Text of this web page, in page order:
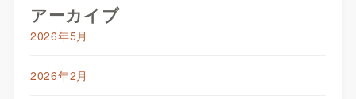
アーカイブ
2026年5月
2026年2月